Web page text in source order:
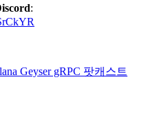
:
Geyser gRPC 팟캐스트